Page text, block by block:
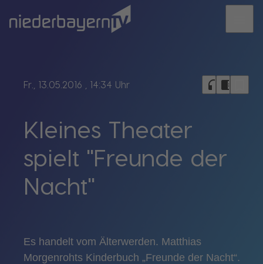
Fr., 13.05.2016 , 14:34 Uhr headphones chrome_reader_mode
Kleines Theater
spielt "Freunde der
Nacht"
Es handelt vom Älterwerden. Matthias
Morgenrohts Kinderbuch „Freunde der Nacht“.